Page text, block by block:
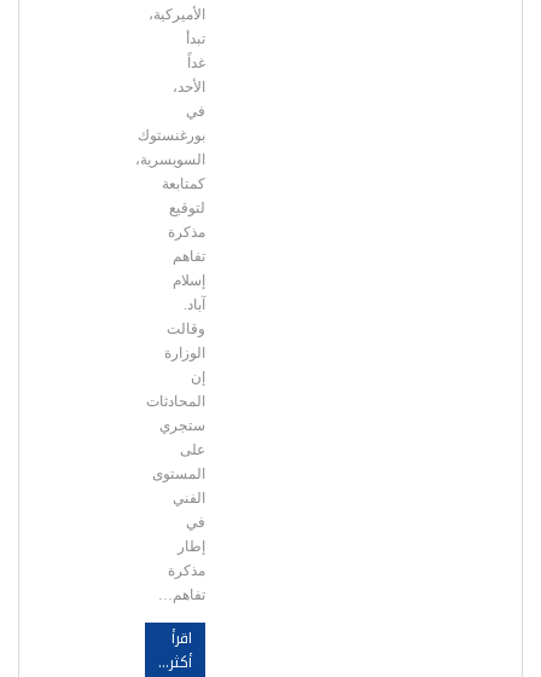
الأميركية،
تبدأ
غداً
الأحد،
في
بورغنستوك
السويسرية،
كمتابعة
لتوقيع
مذكرة
تفاهم
إسلام
آباد.
وقالت
الوزارة
إن
المحادثات
ستجري
على
المستوى
الفني
في
إطار
مذكرة
تفاهم…
اقرأ
أكثر...